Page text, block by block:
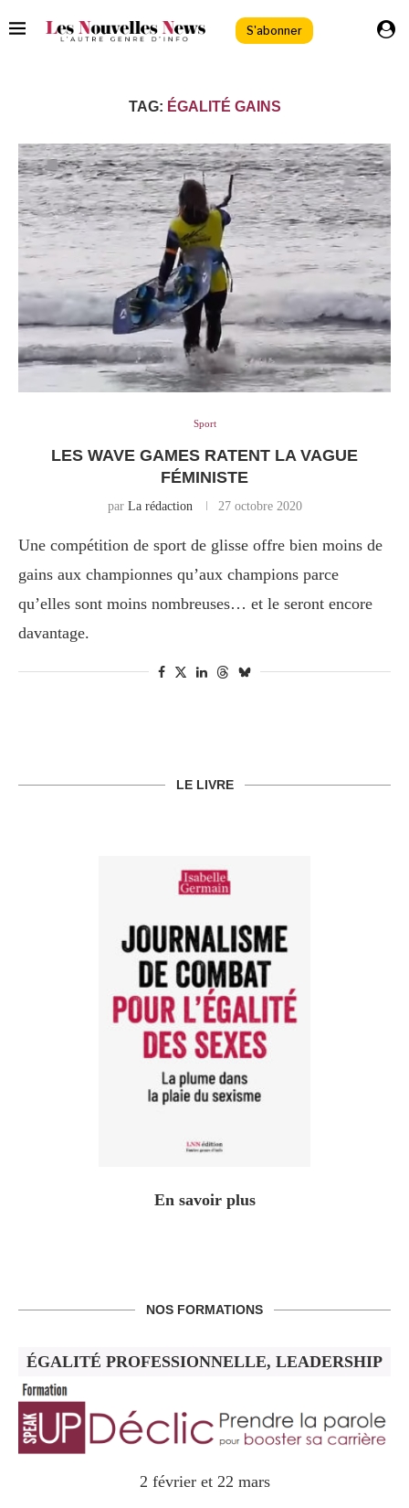
S'abonner
TAG: ÉGALITÉ GAINS
Sport
LES WAVE GAMES RATENT LA VAGUE
FÉMINISTE
par La rédaction 27 octobre 2020
Une compétition de sport de glisse offre bien moins de
gains aux championnes qu’aux champions parce
qu’elles sont moins nombreuses… et le seront encore
davantage.
LE LIVRE
En savoir plus
NOS FORMATIONS
ÉGALITÉ PROFESSIONNELLE, LEADERSHIP
2 février et 22 mars